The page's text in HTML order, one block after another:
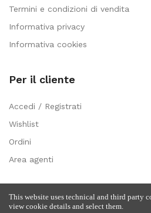
Termini e condizioni di vendita
Informativa privacy
Informativa cookies
Per il cliente
Accedi / Registrati
Wishlist
Ordini
Area agenti
This website uses technical and third party
view cookie details and select them.